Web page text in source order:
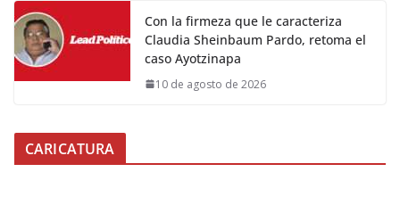
Con la firmeza que le caracteriza
Claudia Sheinbaum Pardo, retoma el
caso Ayotzinapa
10 de agosto de 2026
CARICATURA